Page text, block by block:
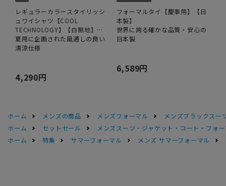
レギュラーカラースタイリッシ
ュワイシャツ【COOL
TECHNOLOGY】【白無地】
【OEKO-TEX】
夏用に企画された風通しの良い
清涼仕様
4,290円
フォーマルタイ【慶事用】【日
本製】
世界に誇る確かな品質・安心の
日本製
6,589円
ホーム メンズの商品 メンズフォーマル
メンズブラックスー
ホーム
セットセール
メンズスーツ・ジャケット・コート・フォ
ホーム
特集 サマーフォーマル メンズ サマーフォーマル